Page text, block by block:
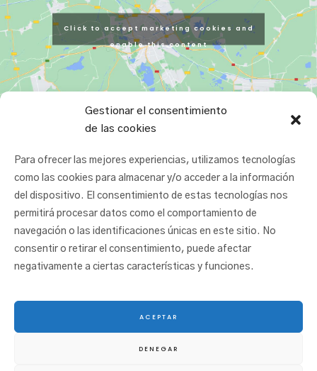
Gestionar el consentimiento
de las cookies
Para ofrecer las mejores experiencias, utilizamos tecnologías
como las cookies para almacenar y/o acceder a la información
del dispositivo. El consentimiento de estas tecnologías nos
permitirá procesar datos como el comportamiento de
navegación o las identificaciones únicas en este sitio. No
consentir o retirar el consentimiento, puede afectar
negativamente a ciertas características y funciones.
ACEPTAR
DENEGAR
Click to accept marketing cookies and
enable this content
Aviso legal|